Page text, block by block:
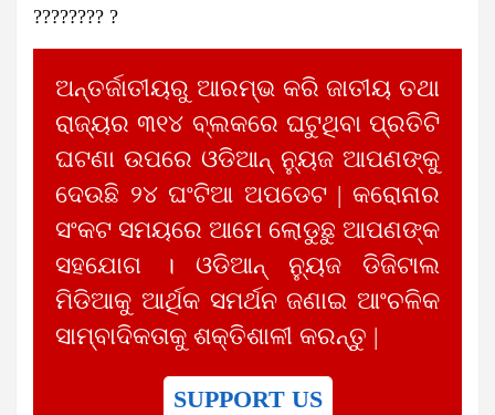
???????? ?
ଅନ୍ତର୍ଜାତୀୟରୁ ଆରମ୍ଭ କରି ଜାତୀୟ ତଥା
ରାଜ୍ୟର ୩୧୪ ବ୍ଲକରେ ଘଟୁଥିବା ପ୍ରତିଟି
ଘଟଣା ଉପରେ ଓଡିଆନ୍ ନ୍ୟୁଜ ଆପଣଙ୍କୁ
ଦେଉଛି ୨୪ ଘଂଟିଆ ଅପଡେଟ | କରୋନାର
ସଂକଟ ସମୟରେ ଆମେ ଲୋଡୁଛୁ ଆପଣଙ୍କ
ସହଯୋଗ । ଓଡିଆନ୍ ନ୍ୟୁଜ ଡିଜିଟାଲ
ମିଡିଆକୁ ଆର୍ଥିକ ସମର୍ଥନ ଜଣାଇ ଆଂଚଳିକ
ସାମ୍ବାଦିକତାକୁ ଶକ୍ତିଶାଳୀ କରନ୍ତୁ |
SUPPORT US